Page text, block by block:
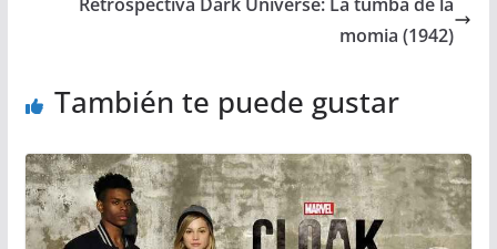
momia (1942)
También te puede gustar